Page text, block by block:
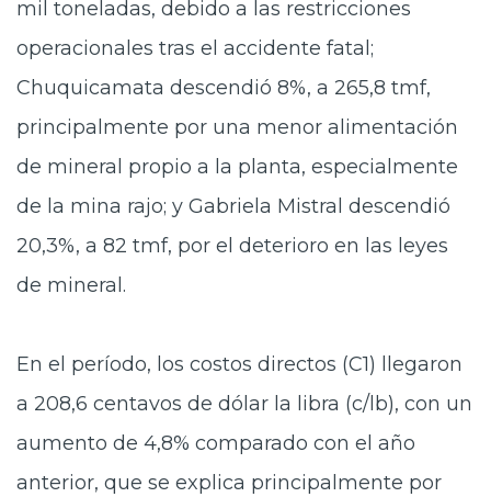
mil toneladas, debido a las restricciones
operacionales tras el accidente fatal;
Chuquicamata descendió 8%, a 265,8 tmf,
principalmente por una menor alimentación
de mineral propio a la planta, especialmente
de la mina rajo; y Gabriela Mistral descendió
20,3%, a 82 tmf, por el deterioro en las leyes
de mineral.
En el período, los costos directos (C1) llegaron
a 208,6 centavos de dólar la libra (c/lb), con un
aumento de 4,8% comparado con el año
anterior, que se explica principalmente por